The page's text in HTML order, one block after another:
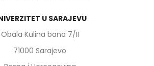
U SARAJEVU
Obala Kulina bana 7/II
71000 Sarajevo